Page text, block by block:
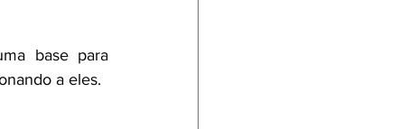
a base para
a eles.